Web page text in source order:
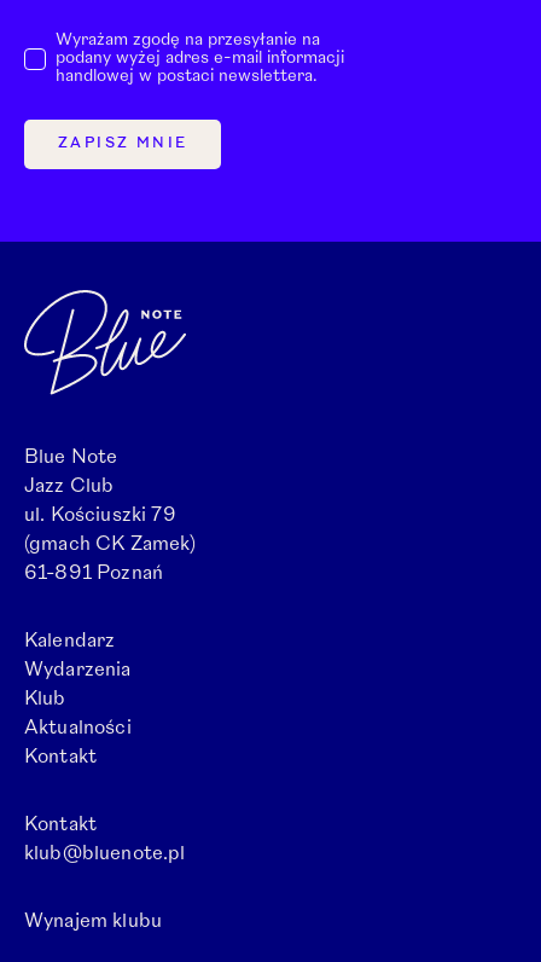
Wyrażam zgodę na przesyłanie na
podany wyżej adres e-mail informacji
handlowej w postaci newslettera.
ZAPISZ MNIE
Blue Note
Jazz Club
ul. Kościuszki 79
(gmach CK Zamek)
61-891 Poznań
Kalendarz
Wydarzenia
Klub
Aktualności
Kontakt
Kontakt
klub@bluenote.pl
Wynajem klubu